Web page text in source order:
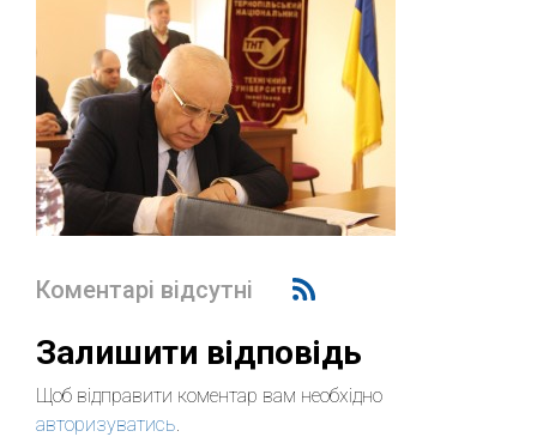
Коментарі відсутні
Залишити відповідь
Щоб відправити коментар вам необхідно
авторизуватись.